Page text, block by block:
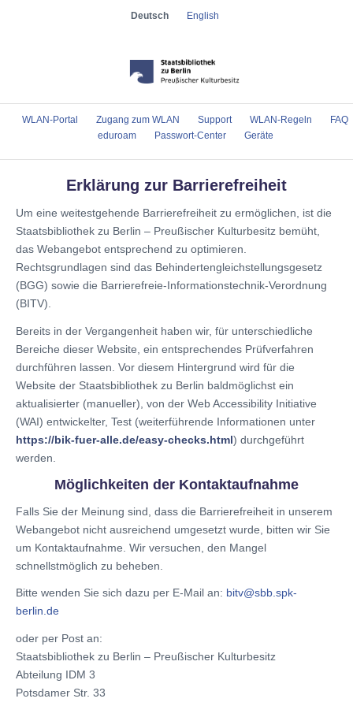
Deutsch English
WLAN-Portal Zugang zum WLAN Support WLAN-Regeln
FAQ
eduroam
Passwort-Center Geräte
Erklärung zur Barrierefreiheit
Um eine weitestgehende Barrierefreiheit zu ermöglichen, ist die
Staatsbibliothek zu Berlin – Preußischer Kulturbesitz bemüht,
das Webangebot entsprechend zu optimieren.
Rechtsgrundlagen sind das Behindertengleichstellungsgesetz
(BGG) sowie die Barrierefreie-Informationstechnik-Verordnung
(BITV).
Bereits in der Vergangenheit haben wir, für unterschiedliche
Bereiche dieser Website, ein entsprechendes Prüfverfahren
durchführen lassen. Vor diesem Hintergrund wird für die
Website der Staatsbibliothek zu Berlin baldmöglichst ein
aktualisierter (manueller), von der Web Accessibility Initiative
(WAI) entwickelter, Test (weiterführende Informationen unter
https://bik-fuer-alle.de/easy-checks.html) durchgeführt
werden.
Möglichkeiten der Kontaktaufnahme
Falls Sie der Meinung sind, dass die Barrierefreiheit in unserem
Webangebot nicht ausreichend umgesetzt wurde, bitten wir Sie
um Kontaktaufnahme. Wir versuchen, den Mangel
schnellstmöglich zu beheben.
Bitte wenden Sie sich dazu per E-Mail an: bitv@sbb.spk-
berlin.de
oder per Post an:
Staatsbibliothek zu Berlin – Preußischer Kulturbesitz
Abteilung IDM 3
Potsdamer Str. 33